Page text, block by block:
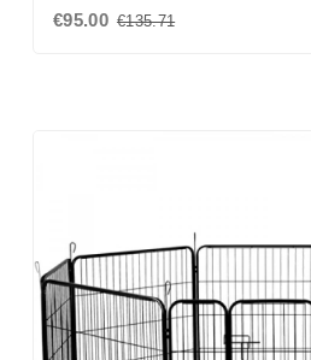
€95.00 €135.71